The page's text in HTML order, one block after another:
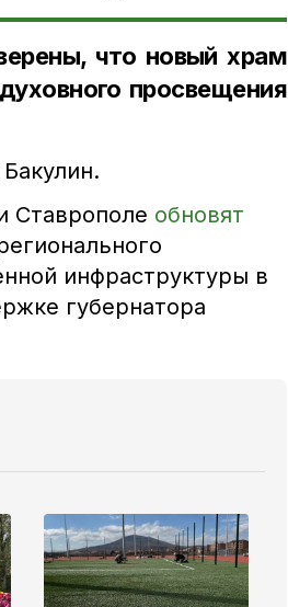
что новый храм
просвещения
Ставрополе обновят
инфраструктуры в
губернатора